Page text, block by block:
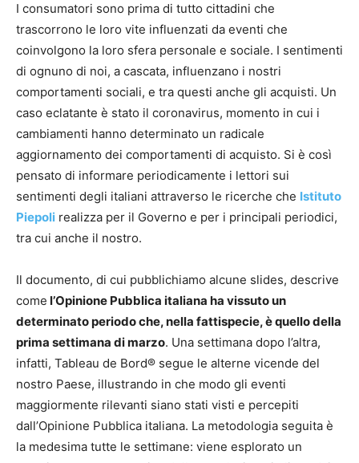
I consumatori sono prima di tutto cittadini che
trascorrono le loro vite influenzati da eventi che
coinvolgono la loro sfera personale e sociale. I sentimenti
di ognuno di noi, a cascata, influenzano i nostri
comportamenti sociali, e tra questi anche gli acquisti. Un
caso eclatante è stato il coronavirus, momento in cui i
cambiamenti hanno determinato un radicale
aggiornamento dei comportamenti di acquisto. Si è così
pensato di informare periodicamente i lettori sui
sentimenti degli italiani attraverso le ricerche che Istituto
Piepoli realizza per il Governo e per i principali periodici,
tra cui anche il nostro.
Il documento, di cui pubblichiamo alcune slides, descrive
come l’Opinione Pubblica italiana ha vissuto un
determinato periodo che, nella fattispecie, è quello della
prima settimana di marzo. Una settimana dopo l’altra,
infatti, Tableau de Bord® segue le alterne vicende del
nostro Paese, illustrando in che modo gli eventi
maggiormente rilevanti siano stati visti e percepiti
dall’Opinione Pubblica italiana. La metodologia seguita è
la medesima tutte le settimane: viene esplorato un